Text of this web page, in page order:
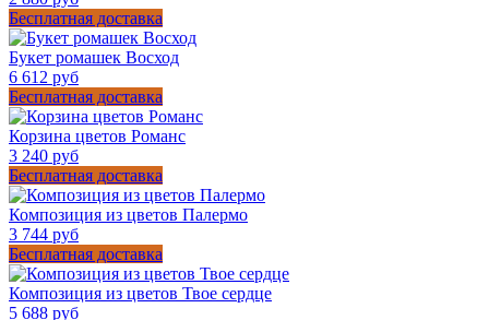
Бесплатная доставка
Букет ромашек Восход
6 612 руб
Бесплатная доставка
Корзина цветов Романс
3 240 руб
Бесплатная доставка
Композиция из цветов Палермо
3 744 руб
Бесплатная доставка
Композиция из цветов Твое сердце
5 688 руб